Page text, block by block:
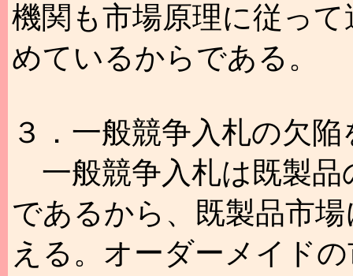
機関も市場原理に従っ
めているからである。
３．一般競争入札の欠
一般競争入札は既製品
であるから、既製品市
える。オーダーメイド